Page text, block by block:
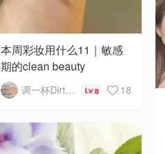
本周彩妆用什么11｜敏感
期的clean beauty
调一杯DirtyMartini 8 18